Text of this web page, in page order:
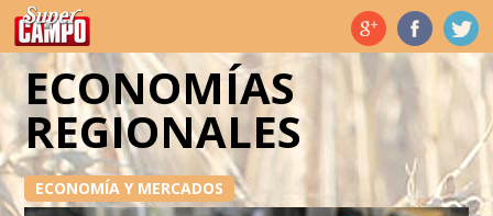
Temas de hoy
ECONOMÍAS
REGIONALES
ECONOMÍA Y MERCADOS